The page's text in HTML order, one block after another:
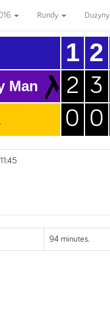
Rundy Dużyny
Man
1
2
0
2
3
0
94 minutes.